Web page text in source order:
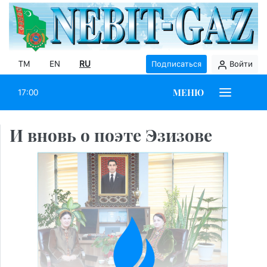
TM EN RU Подписаться Войти
17:00 МЕНЮ
И вновь о поэте Эзизове